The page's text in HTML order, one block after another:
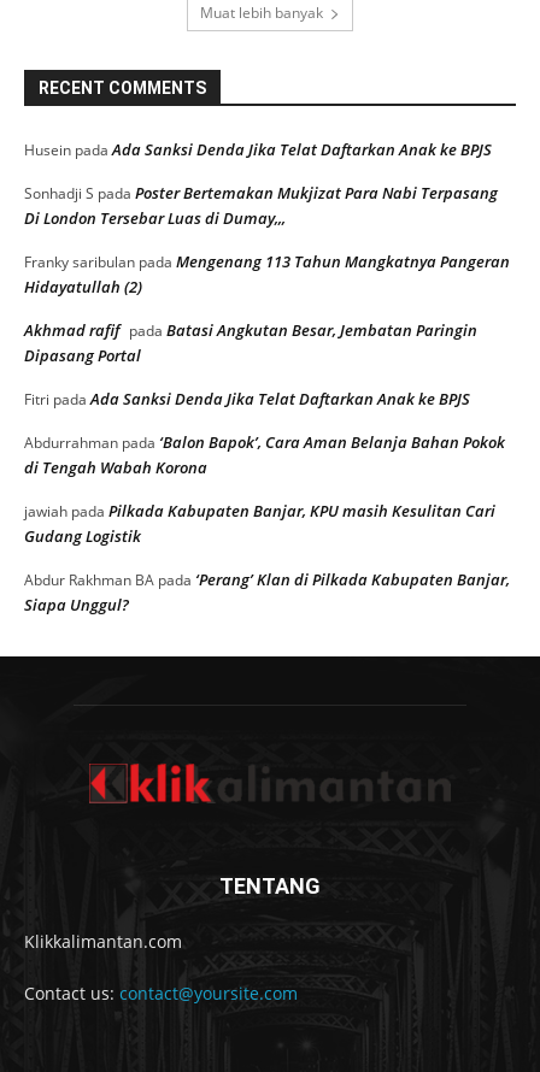
Muat lebih banyak
RECENT COMMENTS
Husein padaAda Sanksi Denda Jika Telat Daftarkan Anak ke BPJS
Sonhadji S pada Poster Bertemakan Mukjizat Para Nabi Terpasang
Di London Tersebar Luas di Dumay,,,
Franky saribulan pada Mengenang 113 Tahun Mangkatnya Pangeran
Hidayatullah (2)
Akhmad rafif pada Batasi Angkutan Besar, Jembatan Paringin
Dipasang Portal
Fitri padaAda Sanksi Denda Jika Telat Daftarkan Anak ke BPJS
Abdurrahman pada ‘Balon Bapok’, Cara Aman Belanja Bahan Pokok
di Tengah Wabah Korona
jawiah pada Pilkada Kabupaten Banjar, KPU masih Kesulitan Cari
Gudang Logistik
Abdur Rakhman BA pada ‘Perang’ Klan di Pilkada Kabupaten Banjar,
Siapa Unggul?
TENTANG
Klikkalimantan.com
Contact us: contact@yoursite.com